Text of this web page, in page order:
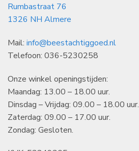
Rumbastraat 76
1326 NH Almere
Mail: info@beestachtiggoed.nl
Telefoon: 036-5230258
Onze winkel openingstijden:
Maandag: 13.00 – 18.00 uur.
Dinsdag – Vrijdag: 09.00 – 18.00 uur.
Zaterdag: 09.00 – 17.00 uur.
Zondag: Gesloten.